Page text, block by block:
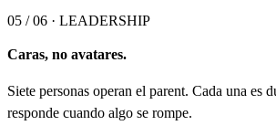
05 / 06 · LEADERSHIP
Caras, no avatares.
Siete personas operan el parent. Cada una es
responde cuando algo se rompe.